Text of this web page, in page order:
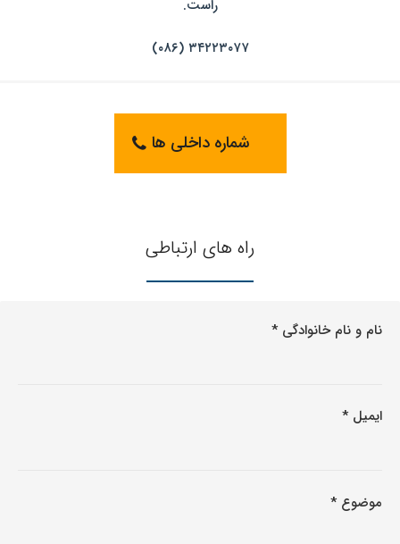
راست.
۳۴۲۲۳۰۷۷ (۰۸۶)
شماره داخلی ها
راه های ارتباطی
نام و نام خانوادگی *
ایمیل *
موضوع *